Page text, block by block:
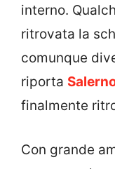
interno.
ritrovata la
comunque
riporta
finalmente
Con grande